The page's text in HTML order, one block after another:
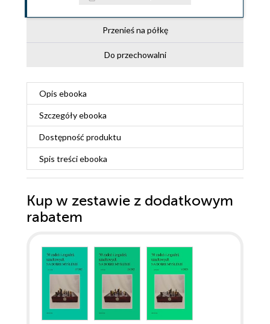
Przenieś na półkę
Do przechowalni
Opis ebooka
Szczegółyebooka
Dostępność produktu
Spis treściebooka
Kup w zestawie z dodatkowym
rabatem